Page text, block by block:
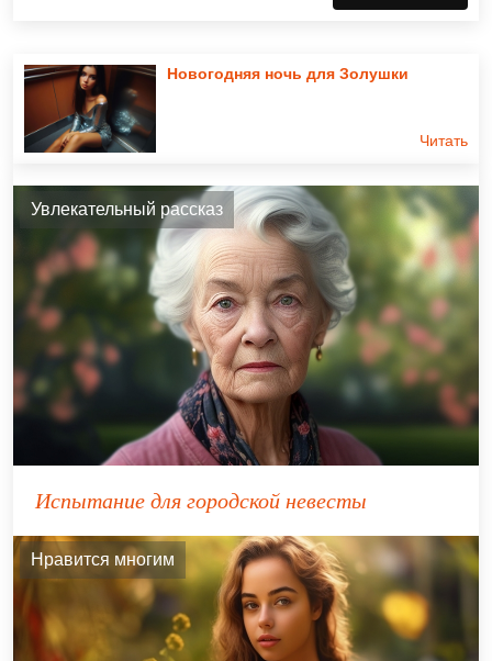
Новогодняя ночь для Золушки
Читать
Увлекательный рассказ
Испытание для городской невесты
Нравится многим